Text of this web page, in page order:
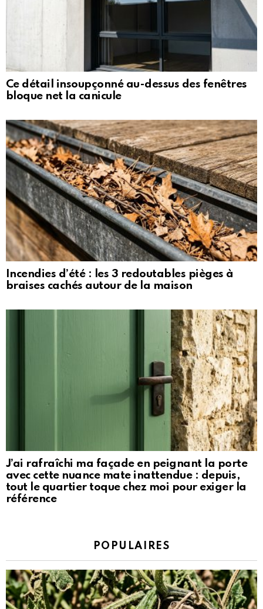
Ce détail insoupçonné au-dessus des fenêtres
bloque net la canicule
Incendies d’été : les 3 redoutables pièges à
braises cachés autour de la maison
J’ai rafraîchi ma façade en peignant la porte
avec cette nuance mate inattendue : depuis,
tout le quartier toque chez moi pour exiger la
référence
POPULAIRES